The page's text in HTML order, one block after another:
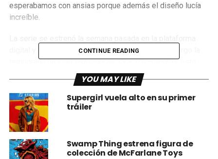
esperabamos con ansias porque además el diseño lucía
increíble.
digital y ha tenido unabuena recepción
temporada ha sidoreducida de 13 a 10 episodios, esto
sorprendió al cast y crew por igual. La actriz
escribió en un post ahora borrado, “
triste. Que terrible decisión. Fuimos cortados hasta la raíz
por gente que nunca piso el pantano
comunicado oficial esto fue a causa de “
creativas“.
Es una triste noticia ya queSwamp thingparecía tener
CONTINUE READING
YOU MAY LIKE
Supergirl vuela alto en su primer
tráiler
Swamp Thing estrena figura de
colección de McFarlane Toys